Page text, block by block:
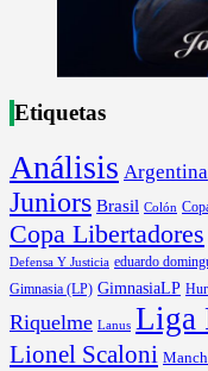
Etiquetas
Análisis Argentina
Juniors Brasil Colón
Copa Libertadores
Defensa Y Justicia eduardo
Gimnasia (LP) GimnasiaLP
Riquelme Lanus Liga
Lionel Scaloni